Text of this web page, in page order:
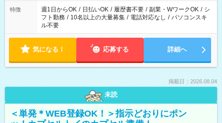
ください！
特徴 週1日からOK / 日払いOK / 履歴書不要 / 副業・WワークOK / シ
フト勤務 / 10名以上の大量募集 / 電話対応なし / パソコンスキ
ル不要
気になる！ 応募する 詳細へ
掲載日：2026.08.04
未読
＜単発＊WEB登録OK！＞指示どおりにポン